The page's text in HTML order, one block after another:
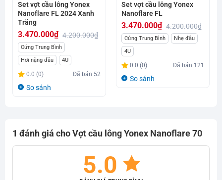
Set vợt cầu lông Yonex
Nanoflare FL 2024 Xanh
Trắng
4.200.000₫
Giá
gốc
là:
4.200.000₫.
3.470.000₫
Giá
hiện
tại
là:
Cứng Trung Bình
Hơi nặng đầu
4U
0.0 (0) Đã bán 52
So sánh
Set vợt cầu lông Yonex
Nanoflare FL
4.200.000₫
Giá
gốc
là:
4.200.000₫.
3.470.000₫
Giá
hiện
tại
là:
Cứng Trung Bình
Nhẹ đầu
4U
0.0 (0) Đã bán 121
So sánh
1 đánh giá choVợt cầu lông Yonex Nanoflare 70
5.0